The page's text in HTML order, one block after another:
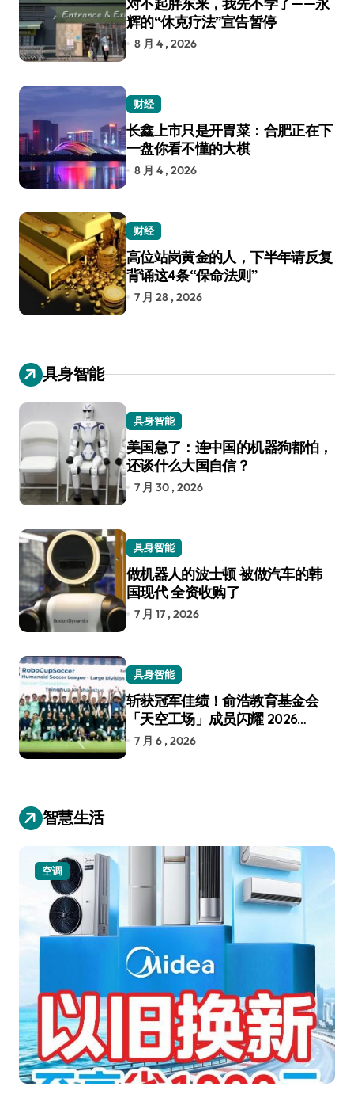
对不起胖东来，我先不学了——永
辉的“休克疗法”宣告暂停
8 月 4 , 2026
财经
长鑫上市只是开胃菜：合肥正在下
一盘你看不懂的大棋
8 月 4 , 2026
财经
高位站岗黄金的人，下半年请反复
背诵这4条“保命法则”
7 月 28 , 2026
具身智能
具身智能
美国急了：连中国的机器狗都怕，
还谈什么大国自信？
7 月 30 , 2026
具身智能
做机器人的波士顿 被做汽车的韩
国现代 全资收购了
7 月 17 , 2026
具身智能
斩获冠军佳绩！俞浩教育基金会
「天空工场」成员闪耀 2026
RoboCup 机器人世界杯
7 月 6 , 2026
智慧生活
空调